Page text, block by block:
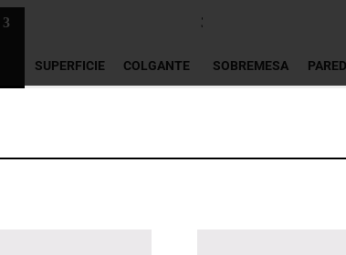
SUPERFICIE COLGANTE SOBREMESA PARED